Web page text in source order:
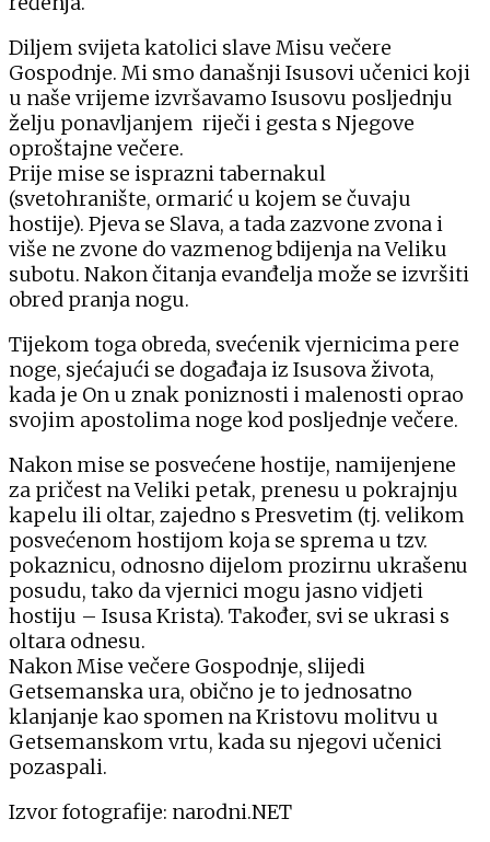
Diljem svijeta katolici slave Misu večere
Gospodnje. Mi smo današnji Isusovi učenici koji
u naše vrijeme izvršavamo Isusovu posljednju
želju ponavljanjem riječi i gesta s Njegove
oproštajne večere.
Prije mise se isprazni tabernakul
(svetohranište, ormarić u kojem se čuvaju
hostije). Pjeva se Slava, a tada zazvone zvona i
više ne zvone do vazmenog bdijenja na Veliku
subotu. Nakon čitanja evanđelja može se izvršiti
obred pranja nogu.
Tijekom toga obreda, svećenik vjernicima pere
noge, sjećajući se događaja iz Isusova života,
kada je On u znak poniznosti i malenosti oprao
svojim apostolima noge kod posljednje večere.
Nakon mise se posvećene hostije, namijenjene
za pričest na Veliki petak, prenesu u pokrajnju
kapelu ili oltar, zajedno s Presvetim (tj. velikom
posvećenom hostijom koja se sprema u tzv.
pokaznicu, odnosno dijelom prozirnu ukrašenu
posudu, tako da vjernici mogu jasno vidjeti
hostiju – Isusa Krista). Također, svi se ukrasi s
oltara odnesu.
Nakon Mise večere Gospodnje, slijedi
Getsemanska ura, obično je to jednosatno
klanjanje kao spomen na Kristovu molitvu u
Getsemanskom vrtu, kada su njegovi učenici
pozaspali.
Izvor fotografije: narodni.NET